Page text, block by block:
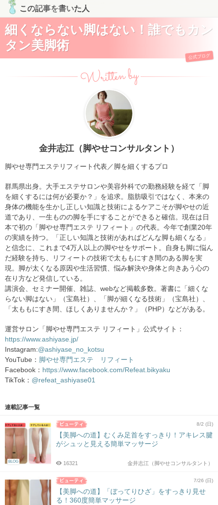
この記事を書いた人
細くならない脚はない！誰でもカン
タン美脚術
公式ブログ
Written by
金井志江（脚やせコンサルタント）
脚やせ専門エステリフィート代表／脚を細くするプロ
群馬県出身。大手エステサロンや美容外科での勤務経験を経て「脚
を細くするには何が必要か？」を追求。脂肪吸引ではなく、本来の
身体の機能を生かし正しい知識と技術によるケアこそが脚やせの近
道であり、一生ものの脚を手にすることができると確信。現在は日
本で初の「脚やせ専門エステ リフィート」の代表。今年で創業20年
の実績を持つ。「正しい知識と技術があればどんな脚も細くなる」
と信念に、これまで4万人以上の脚やせをサポート。自身も脚に悩ん
だ経験を持ち、リフィートの技術で太ももにすき間のある脚を実
現。脚が太くなる原因や生活習慣、悩み解決や身体と向きあう心の
在り方など発信している。
講演会、セミナー開催、雑誌、webなど掲載多数。著書に「細くな
らない脚はない」（宝島社）、「脚が細くなる技術」（宝島社）、
「太ももにすき間、ほしくありませんか？」（PHP）などがある。
運営サロン「脚やせ専門エステ リフィート」公式サイト：
https://www.ashiyase.jp/
Instagram:@ashiyase_no_kotsu
YouTube： 脚やせ専門エステ リフィート
Facebook： https://www.facebook.com/Refeat.bikyaku
TikTok： @refeat_ashiyase01
連載記事一覧
BLOG
8/2 (日)
【美脚への道】むくみ足首をすっきり！アキレス腱
がシュッと見える簡単マッサージ
金井志江（脚やせコンサルタント）
16321
7/26 (日)
【美脚への道】「ぼってりひざ」をすっきり見せ
る！360度簡単マッサージ